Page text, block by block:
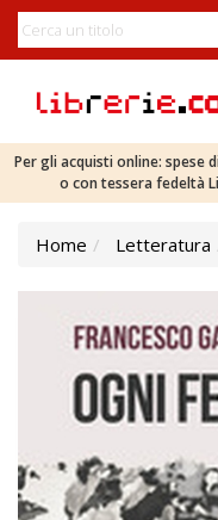
Per gli acquisti online: spese
o con tessera fedeltà
Home Letteratura